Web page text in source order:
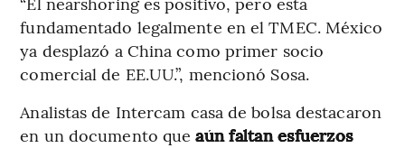
fundamentado legalmente en el TMEC. México
ya desplazó a China como primer socio
comercial de EE.UU.”, mencionó Sosa.
Analistas de Intercam casa de bolsa destacaron
en un documento queaún faltan esfuerzos